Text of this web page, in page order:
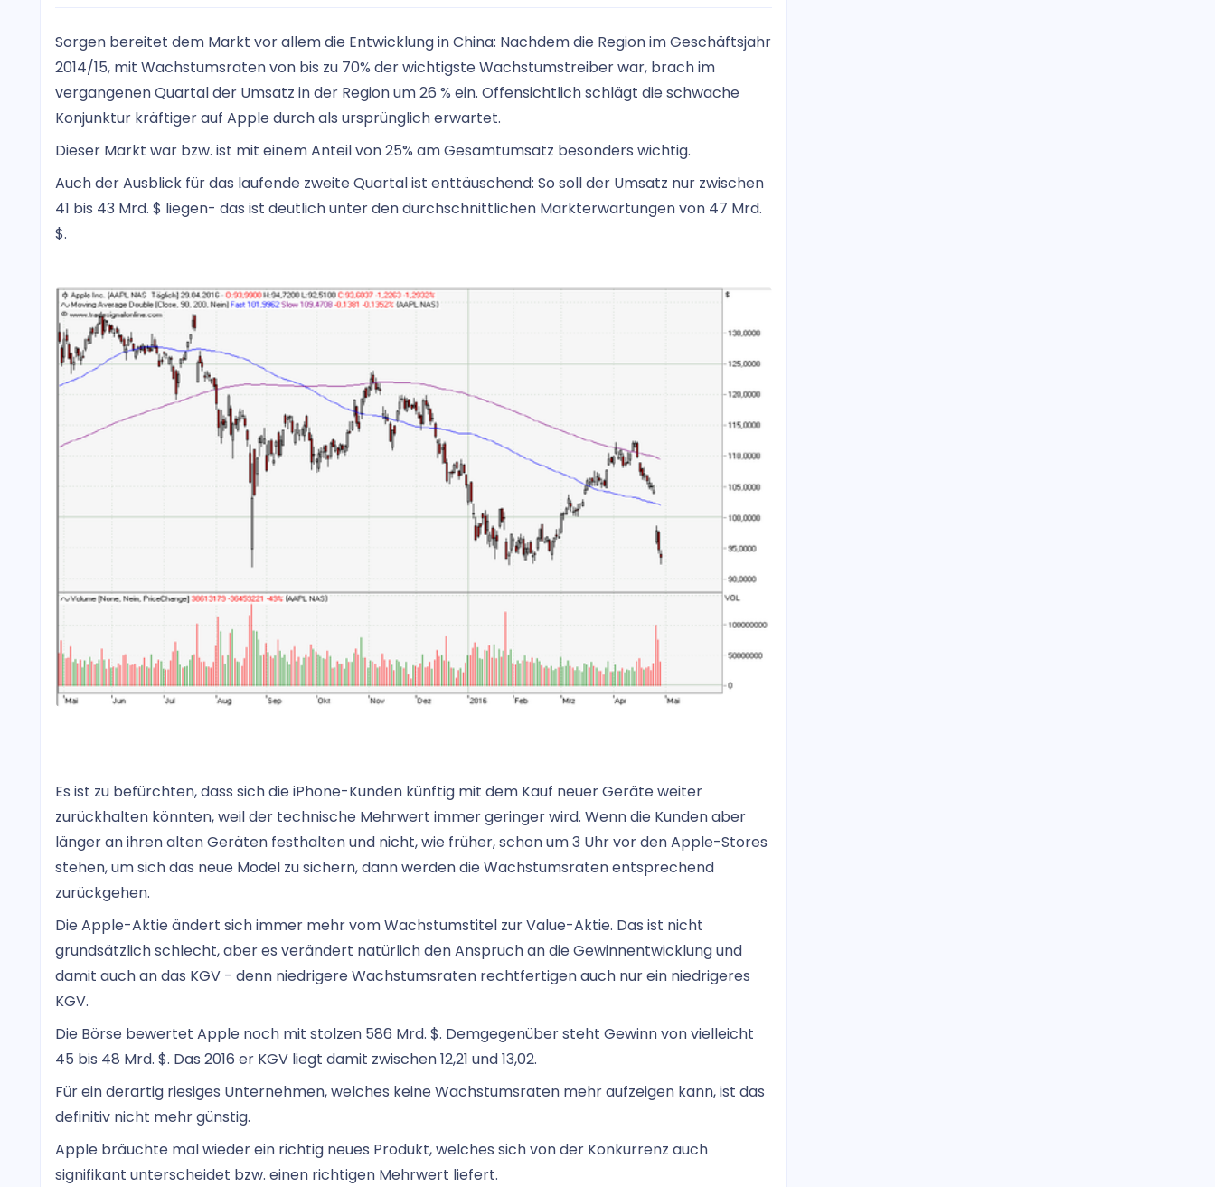
Sorgen bereitet dem Markt vor allem die Entwicklung in China: Nachdem die Region im Geschäftsjahr
2014/15, mit Wachstumsraten von bis zu 70% der wichtigste Wachstumstreiber war, brach im
vergangenen Quartal der Umsatz in der Region um 26 % ein. Offensichtlich schlägt die schwache
Konjunktur kräftiger auf Apple durch als ursprünglich erwartet.
Dieser Markt war bzw. ist mit einem Anteil von 25% am Gesamtumsatz besonders wichtig.
Auch der Ausblick für das laufende zweite Quartal ist enttäuschend: So soll der Umsatz nur zwischen
41 bis 43 Mrd. $ liegen- das ist deutlich unter den durchschnittlichen Markterwartungen von 47 Mrd.
$.
Es ist zu befürchten, dass sich die iPhone-Kunden künftig mit dem Kauf neuer Geräte weiter
zurückhalten könnten, weil der technische Mehrwert immer geringer wird. Wenn die Kunden aber
länger an ihren alten Geräten festhalten und nicht, wie früher, schon um 3 Uhr vor den Apple-Stores
stehen, um sich das neue Model zu sichern, dann werden die Wachstumsraten entsprechend
zurückgehen.
Die Apple-Aktie ändert sich immer mehr vom Wachstumstitel zur Value-Aktie. Das ist nicht
grundsätzlich schlecht, aber es verändert natürlich den Anspruch an die Gewinnentwicklung und
damit auch an das KGV - denn niedrigere Wachstumsraten rechtfertigen auch nur ein niedrigeres
KGV.
Die Börse bewertet Apple noch mit stolzen 586 Mrd. $. Demgegenüber steht Gewinn von vielleicht
45 bis 48 Mrd. $. Das 2016 er KGV liegt damit zwischen 12,21 und 13,02.
Für ein derartig riesiges Unternehmen, welches keine Wachstumsraten mehr aufzeigen kann, ist das
definitiv nicht mehr günstig.
Apple bräuchte mal wieder ein richtig neues Produkt, welches sich von der Konkurrenz auch
signifikant unterscheidet bzw. einen richtigen Mehrwert liefert.